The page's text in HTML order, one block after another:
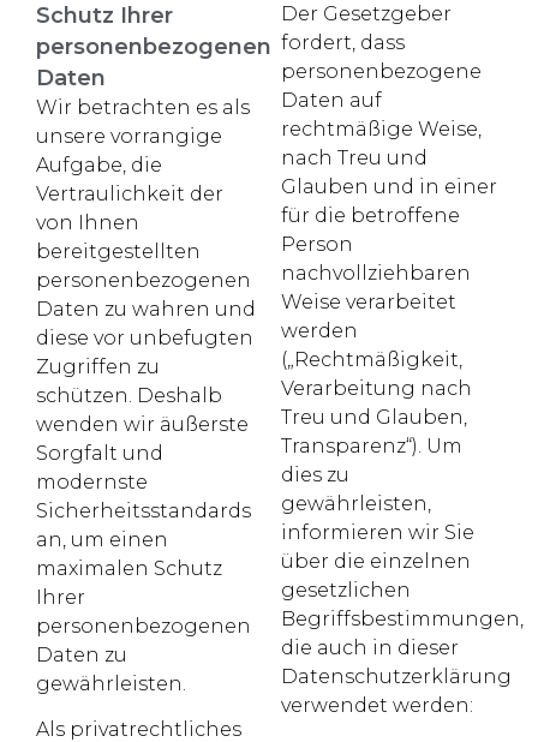
Schutz Ihrer
personenbezogenen
Daten
Wir betrachten es als
unsere vorrangige
Aufgabe, die
Vertraulichkeit der
von Ihnen
bereitgestellten
personenbezogenen
Daten zu wahren und
diese vor unbefugten
Zugriffen zu
schützen. Deshalb
wenden wir äußerste
Sorgfalt und
modernste
Sicherheitsstandards
an, um einen
maximalen Schutz
Ihrer
personenbezogenen
Daten zu
gewährleisten.
Als privatrechtliches
Der Gesetzgeber
fordert, dass
personenbezogene
Daten auf
rechtmäßige Weise,
nach Treu und
Glauben und in einer
für die betroffene
Person
nachvollziehbaren
Weise verarbeitet
werden
(„Rechtmäßigkeit,
Verarbeitung nach
Treu und Glauben,
Transparenz“). Um
dies zu
gewährleisten,
informieren wir Sie
über die einzelnen
gesetzlichen
Begriffsbestimmungen,
die auch in dieser
Datenschutzerklärung
verwendet werden: